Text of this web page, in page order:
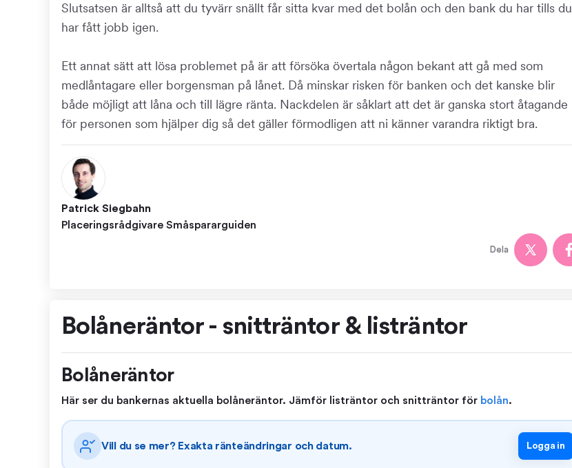
Slutsatsen är alltså att du tyvärr snällt får sitta kvar med det bolån och den bank du har tills du
har fått jobb igen.
Ett annat sätt att lösa problemet på är att försöka övertala någon bekant att gå med som
medlåntagare eller borgensman på lånet. Då minskar risken för banken och det kanske blir
både möjligt att låna och till lägre ränta. Nackdelen är såklart att det är ganska stort åtagande
för personen som hjälper dig så det gäller förmodligen att ni känner varandra riktigt bra.
Patrick Siegbahn
Placeringsrådgivare Småspararguiden
Dela
Bolåneräntor - snitträntor & listräntor
Bolåneräntor
Här ser du bankernas aktuella bolåneräntor. Jämför listräntor och snitträntor för bolån.
Vill du se mer? Exakta ränteändringar och datum. Logga in